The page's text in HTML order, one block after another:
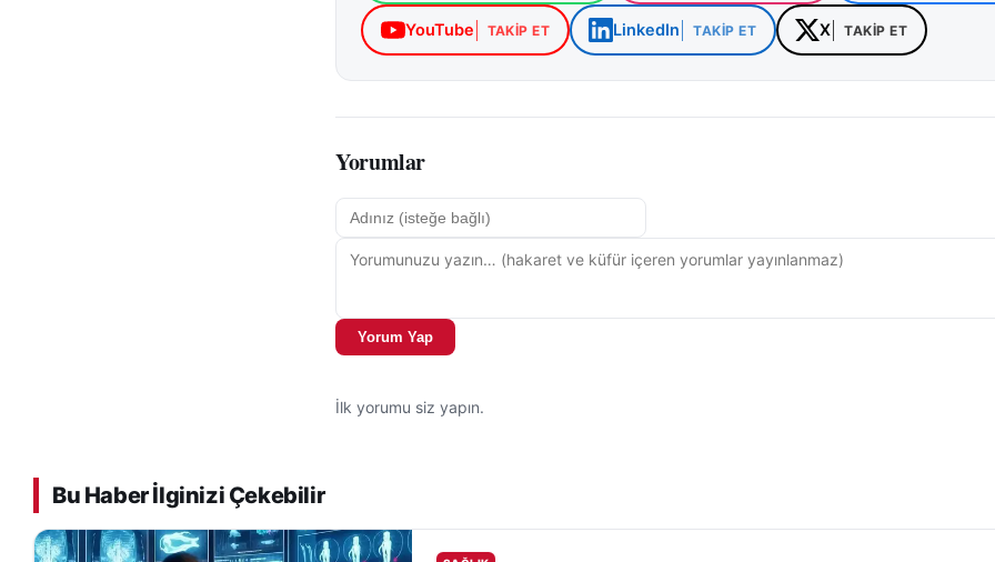
hayvan etkileşiminin risk oluşturmaması için çalışmalar yürütüyor.
Yetkililer, özellikle kırsal yollarda seyahat eden sürücülerin gece
araçtan inilmemesi, ani manevralardan kaçınılması ve güvenli mesafeden
uzaklaşılması öneriliyor. Ayrıca benzer durumların yaşanması halinde,
korunması açısından büyük önem taşıdığı ifade ediliyor.
Sivas genelinde yaşanan bu tür gelişmeler, yaban hayatı , kırsal güvenlik
YouTube TAKIP ET LinkedIn TAKIP ET X TAKIP ET
Yorumlar
Yorum Yap
İlk yorumu siz yapın.
Bu Haber İlginizi Çekebilir